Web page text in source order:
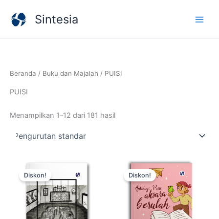
konten
Sintesia
Beranda / Buku dan Majalah / PUISI
PUISI
Menampilkan 1–12 dari 181 hasil
Diskon!aslinya
adalah:
Rp50.000.
Harga
saat
ini
adalah:
Rp35.000.
Kuantitas
"Sekolah
Adalah
....."
Diskon!
Harga
aslinya
adalah:
Rp50.000.
Harga
saat
ini
adalah:
Rp35.000.
Kuantitas
Aksara
Berulah